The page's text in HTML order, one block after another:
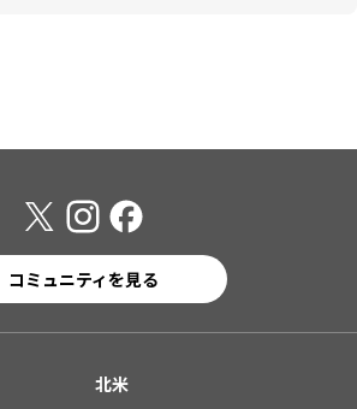
コミュニティを見る
北米